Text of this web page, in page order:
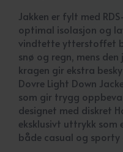
Jakken er fylt med
optimal isolasjon og
vindtette ytterstoffet
snø og regn, mens
kragen gir ekstra
Dovre Light Down
som gir trygg
designet med diskret
eksklusivt uttrykk som
både casual og sporty